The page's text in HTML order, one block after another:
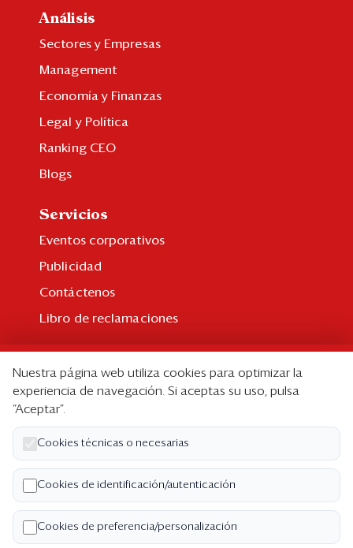
Análisis
Sectores y Empresas
Management
Economía y Finanzas
Legal y Política
Ranking CEO
Blogs
Servicios
Eventos corporativos
Publicidad
Contáctenos
Libro de reclamaciones
Suscripción individual
Paquetes corporativos
Edición Impresa
Nosotros
Quiénes somos
Código de ética
Nuestra página web utiliza cookies para optimizar la
experiencia de navegación. Si aceptas su uso, pulsa
“Aceptar”.
Cookies técnicas o necesarias
Cookies de identificación/autenticación
Cookies de preferencia/personalización